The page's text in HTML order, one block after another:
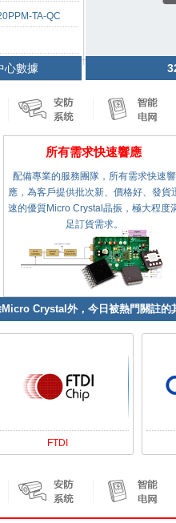
TA-QC
心數據
所有需求快速響應
配備專業的服務團隊，所有需求快速響
應，為客戶提供批次新、價格好、發貨
速的優質Micro Crystal晶振，極大程度
足訂貨需求。
Micro Crystal 外，今日被熱門關註的
FTDI